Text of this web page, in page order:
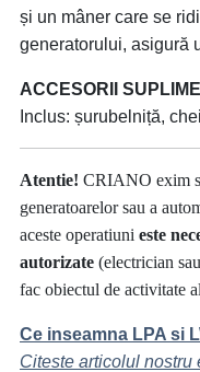
și un mâner care se
generatorului, asigură
ACCESORII
Inclus: șurubelniță,
Atentie! CRIANO exim
generatoarelor sau a
aceste operatiuni este
autorizate (electrician
fac obiectul de activitate
Ce inseamna LPA si
Citeste articolul nostru